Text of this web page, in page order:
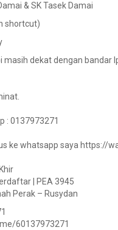
& SK Tasek Damai
shortcut)
dekat dengan bandar
: 0137973271
ke whatsapp saya https://
| PEA 3945
Perak – Rusydan
60137973271